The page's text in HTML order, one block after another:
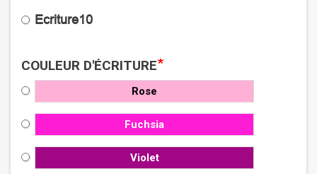
Ecriture10
COULEUR D'ÉCRITURE*
Rose
Fuchsia
Violet